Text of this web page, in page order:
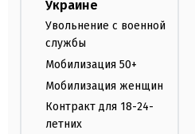
Украине
Увольнение с военной
службы
Мобилизация 50+
Мобилизация женщин
Контракт для 18-24-
летних